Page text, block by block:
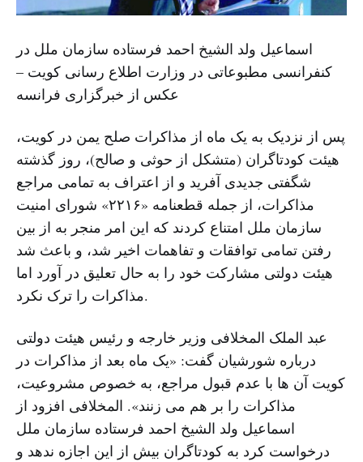
اسماعیل ولد الشیخ احمد فرستاده سازمان ملل در
کنفرانسی مطبوعاتی در وزارت اطلاع رسانی کویت –
عکس از خبرگزاری فرانسه
پس از نزدیک به یک ماه از مذاکرات صلح یمن در کویت،
هیئت کودتاگران (متشکل از حوثی و صالح)، روز گذشته
شگفتی جدیدی آفرید و از اعتراف به تمامی مراجع
مذاکرات، از جمله قطعنامه «۲۲۱۶» شورای امنیت
سازمان ملل امتناع کردند که این امر منجر به از بین
رفتن تمامی توافقات و تفاهمات اخیر شد، و باعث شد
هیئت دولتی مشارکت خود را به حال تعلیق در آورد اما
مذاکرات را ترک نکرد.
عبد الملک المخلافی وزیر خارجه و رئیس هیئت دولتی
درباره شورشیان گفت: «یک ماه بعد از مذاکرات در
کویت آن ها با عدم قبول مراجع، به خصوص مشروعیت،
مذاکرات را بر هم می زنند». المخلافی افزود از
اسماعیل ولد الشیخ احمد فرستاده سازمان ملل
درخواست کرد به کودتاگران بیش از این اجازه ندهد و